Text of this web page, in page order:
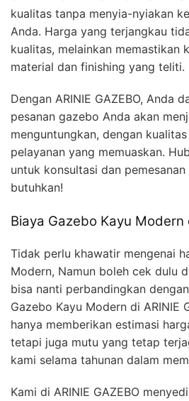
kualitas tanpa menyia-nyiakan
Anda. Harga yang terjangkau
kualitas, melainkan memastikan
material dan finishing yang teliti.
Dengan ARINIE GAZEBO, Anda
pesanan gazebo Anda akan
menguntungkan, dengan
pelayanan yang memuaskan.
untuk konsultasi dan
butuhkan!
Biaya Gazebo Kayu Modern
Tidak perlu khawatir mengenai
Modern, Namun boleh cek dulu
bisa nanti perbandingkan
Gazebo Kayu Modern di ARINIE
hanya memberikan estimasi
tetapi juga mutu yang tetap
kami selama tahunan dalam
Kami di ARINIE GAZEBO